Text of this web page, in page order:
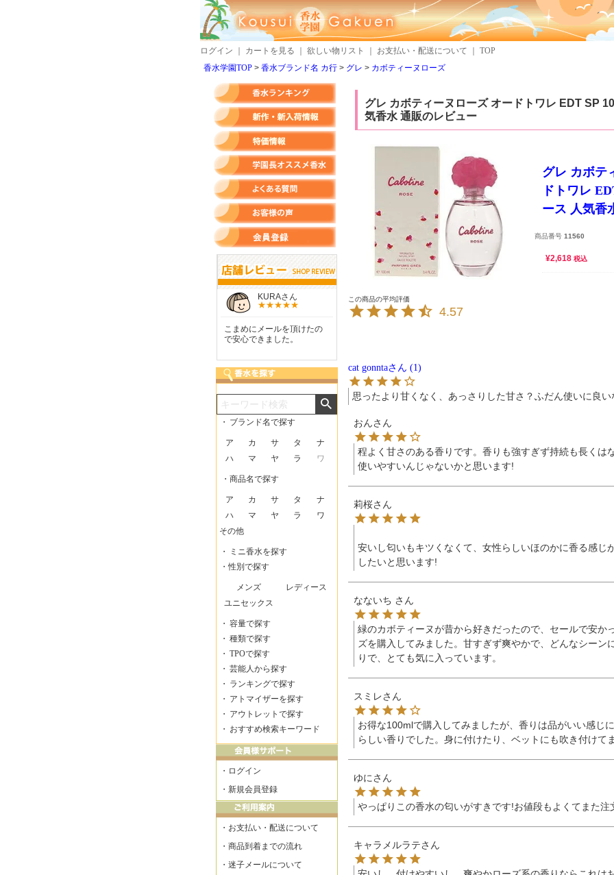
ログイン カートを見る 欲しい物リスト お支払い・配送について
TOP
香水学園TOP
香水ブランド名 カ行 グレ カボティーヌローズ
グレ カボティーヌローズ オードトワレ EDT SP
気香水 通販のレビュー
グレ カボテ
ドトワレ
ース 人気香
商品番号 11560
¥2,618 税込
4.57
cat gonnta 1
思ったより甘くなく、あっさりした甘さ？ふだん使いに良い
おん
程よく甘さのある香りです。香りも強すぎず持続も長くは
使いやすいんじゃないかと思います!
莉桜
安いし匂いもキツくなくて、女性らしいほのかに香る感じ
したいと思います!
なないち
緑のカボティーヌが昔から好きだったので、セールで安か
ズを購入してみました。甘すぎず爽やかで、どんなシーン
りで、とても気に入っています。
スミレ
お得な100mlで購入してみましたが、香りは品がいい感じ
らしい香りでした。身に付けたり、ベットにも吹き付けてま
ゆに
やっぱりこの香水の匂いがすきです!お値段もよくてまた注
キャラメルラテ
KURAさん
こまめにメールを頂けたの
で安心できました。
しらすさん
した。
・ ブランド名で探す
ア カ サ タ
ナ
ハ
マ ヤ ラ ワ
・商品名で探す
ア カ サ タ
ナ
ハ
マ ヤ ラ
ワ
その他
・
ミニ香水を探す
・性別で探す
メンズ
レディース
ユニセックス
・ 容量で探す
・ 種類で探す
・ TPOで探す
・ 芸能人から探す
・ ランキングで探す
・ アトマイザーを探す
・ アウトレットで探す
・ おすすめ検索キーワード
・ ログイン
・ 新規会員登録
・ お支払い・配送について
・ 商品到着までの流れ
・ 迷子メールについて